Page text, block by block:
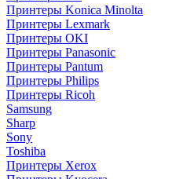
Принтеры Konica Minolta
Принтеры Lexmark
Принтеры OKI
Принтеры Panasonic
Принтеры Pantum
Принтеры Philips
Принтеры Ricoh
Samsung
Sharp
Sony
Toshiba
Принтеры Xerox